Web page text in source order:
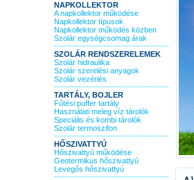
NAPKOLLEKTOR
A napkollektor működése
Napkollektor típusok
Napkollektor működés közben
Szolár egységcsomag árak
SZOLÁR RENDSZERELEMEK
Szolár hidraulika
Szolár szerelési anyagok
Szolár vezérlés
TARTÁLY, BOJLER
Fűtési puffer tartály
Használati meleg víz tárolók
Speciális és kombi tárolók
Szolár termoszifon
HŐSZIVATTYÚ
Hőszivattyú működése
Geotermikus hőszivattyú
Levegős hőszivattyú